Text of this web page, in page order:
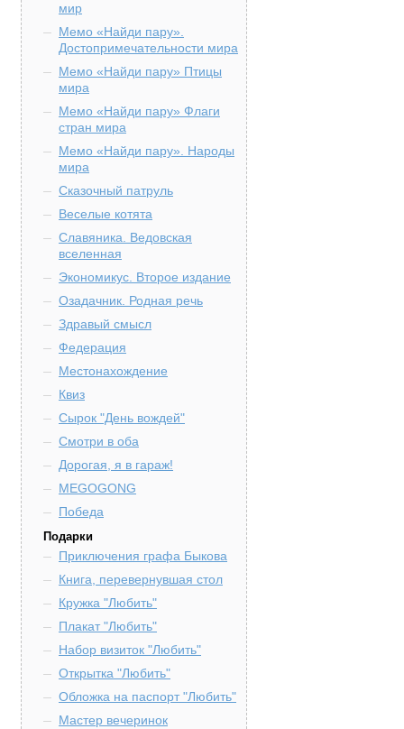
мир
Мемо «Найди пару».
Достопримечательности мира
Мемо «Найди пару» Птицы
мира
Мемо «Найди пару» Флаги
стран мира
Мемо «Найди пару». Народы
мира
Сказочный патруль
Веселые котята
Славяника. Ведовская
вселенная
Экономикус. Второе издание
Озадачник. Родная речь
Здравый смысл
Федерация
Местонахождение
Квиз
Сырок "День вождей"
Смотри в оба
Дорогая, я в гараж!
MEGOGONG
Победа
Подарки
Приключения графа Быкова
Книга, перевернувшая стол
Кружка "Любить"
Плакат "Любить"
Набор визиток "Любить"
Открытка "Любить"
Обложка на паспорт "Любить"
Мастер вечеринок